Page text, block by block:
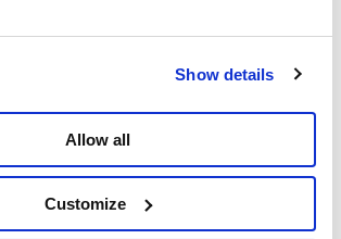
Show details
Allow all
Customize
le mouvement social, nous
opposer à leurs mesures
ce qu’ils retirent leurs plans,
À commencer par le malus